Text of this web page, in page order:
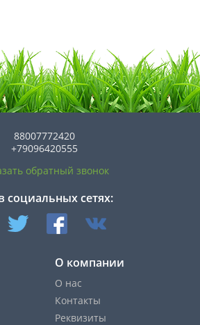
88007772420
+79096420555
обратный звонок
социальных сетях:
О компании
О нас
Контакты
Реквизиты